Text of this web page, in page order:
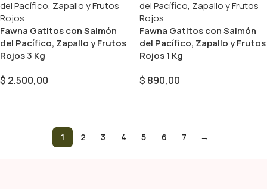
Fawna Gatitos con Salmón
del Pacífico, Zapallo y Frutos
Rojos 3 Kg
$ 2.500,00
Fawna Gatitos con Salmón
del Pacífico, Zapallo y Frutos
Rojos 1 Kg
$ 890,00
1 2 3 4 5 6 7 →